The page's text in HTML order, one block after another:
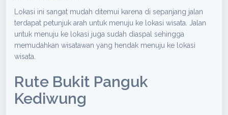
Lokasi ini sangat mudah ditemui karena di sepanjang jalan
terdapat petunjuk arah untuk menuju ke lokasi wisata. Jalan
untuk menuju ke lokasi juga sudah diaspal sehingga
memudahkan wisatawan yang hendak menuju ke lokasi
wisata.
Rute Bukit Panguk
Kediwung